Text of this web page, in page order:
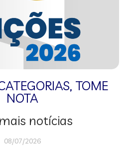
, TOME
NOTA
notícias
08/07/2026